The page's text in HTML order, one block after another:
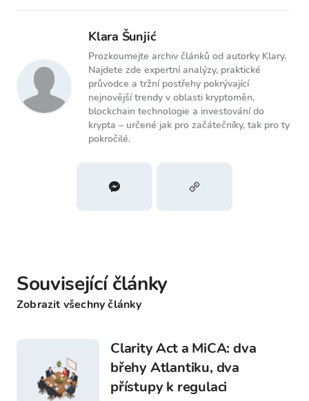
Klara Šunjić
Prozkoumejte archiv článků od autorky Klary.
Najdete zde expertní analýzy, praktické
průvodce a tržní postřehy pokrývající
nejnovější trendy v oblasti kryptoměn,
blockchain technologie a investování do
krypta – určené jak pro začátečníky, tak pro ty
pokročilé.
Související články
Zobrazit všechny články
Clarity Act a MiCA: dva
břehy Atlantiku, dva
přístupy k regulaci